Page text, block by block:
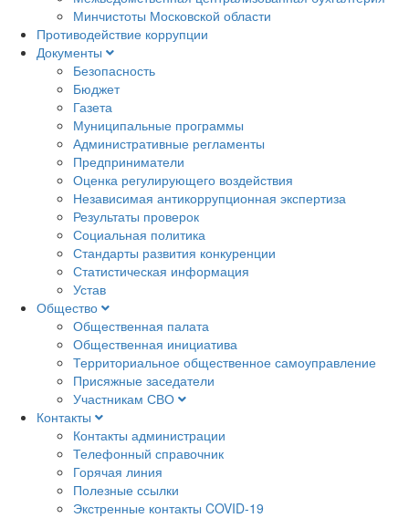
Минчистоты Московской области
Противодействие коррупции
Документы
Безопасность
Бюджет
Газета
Муниципальные программы
Административные регламенты
Предприниматели
Оценка регулирующего воздействия
Независимая антикоррупционная экспертиза
Результаты проверок
Социальная политика
Стандарты развития конкуренции
Статистическая информация
Устав
Общество
Общественная палата
Общественная инициатива
Территориальное общественное самоуправление
Присяжные заседатели
Участникам СВО
Контакты
Контакты администрации
Телефонный справочник
Горячая линия
Полезные ссылки
Экстренные контакты COVID-19